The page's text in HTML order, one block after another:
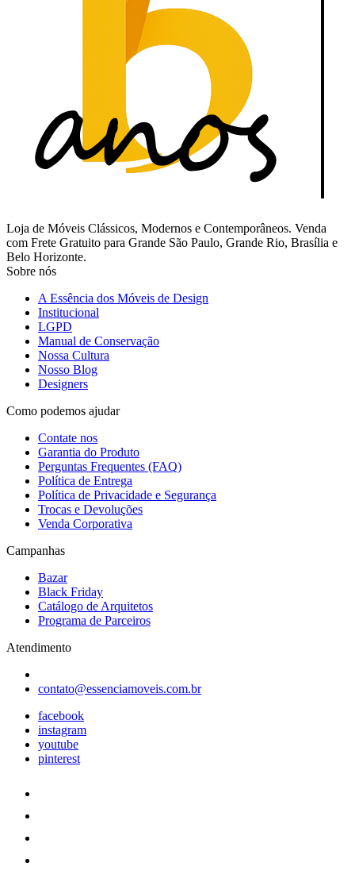
Loja de Móveis Clássicos, Modernos e Contemporâneos. Venda
com Frete Gratuito para Grande São Paulo, Grande Rio, Brasília e
Belo Horizonte.
Sobre nós
A Essência dos Móveis de Design
Institucional
LGPD
Manual de Conservação
Nossa Cultura
Nosso Blog
Designers
Como podemos ajudar
Contate nos
Garantia do Produto
Perguntas Frequentes (FAQ)
Política de Entrega
Política de Privacidade e Segurança
Trocas e Devoluções
Venda Corporativa
Campanhas
Bazar
Black Friday
Catálogo de Arquitetos
Programa de Parceiros
Atendimento
contato@essenciamoveis.com.br
facebook
instagram
youtube
pinterest